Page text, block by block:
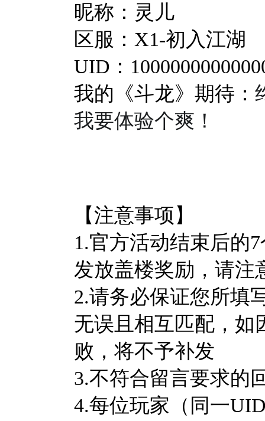
昵称：灵儿
区服：X1-初入江湖
UID：
我的《斗龙》期待：
我要体验个爽！
【注意事项】
1.官方活动结束后的
发放盖楼奖励，请注
2.请务必保证您所填
无误且相互匹配，如
败，将不予补发
3.不符合留言要求的
4.每位玩家（同一